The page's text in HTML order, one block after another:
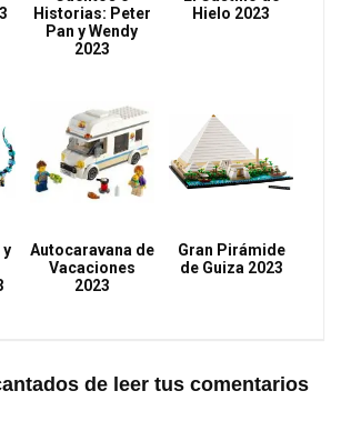
Historias: Peter
Pan y Wendy
2023
Hielo 2023
y
Autocaravana de
Vacaciones
2023
Gran Pirámide
de Guiza 2023
de leer tus comentarios